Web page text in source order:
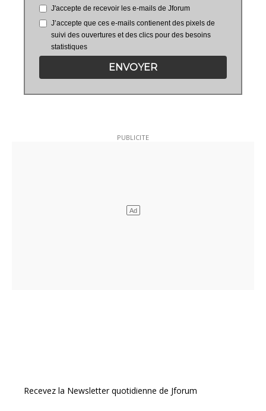
J'accepte de recevoir les e-mails de Jforum
J’accepte que ces e-mails contienent des pixels de
suivi des ouvertures et des clics pour des besoins
statistiques
ENVOYER
Recevez la Newsletter quotidienne de Jforum